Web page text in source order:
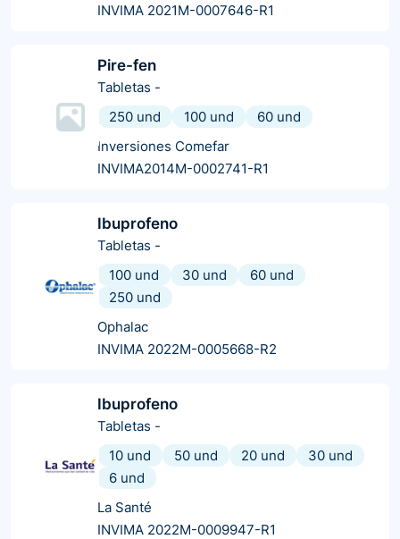
INVIMA 2021M-0007646-R1
Pire-fen
Tabletas -
250 und
100 und
60 und
Inversiones Comefar
INVIMA2014M-0002741-R1
Ibuprofeno
Tabletas -
100 und
30 und
60 und
250 und
Ophalac
INVIMA 2022M-0005668-R2
Ibuprofeno
Tabletas -
10 und
50 und 20 und
30 und
6 und
La Santé
INVIMA 2022M-0009947-R1